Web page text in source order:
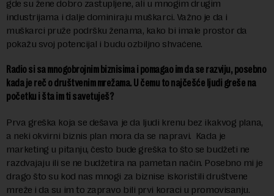
gde su žene dobro zastupljene, ali u mnogim drugim
industrijama i dalje dominiraju muškarci. Važno je da i
muškarci pruže podršku ženama, kako bi imale prostor da
pokažu svoj potencijal i budu ozbiljno shvaćene.
Radio si sa mnogobrojnim biznisima i pomagao im da se razviju, posebno
kada je reč o društvenim mrežama. U čemu to najčešće ljudi greše na
početku i šta im ti savetuješ?
Prva greška koja se dešava je da ljudi krenu bez ikakvog plana,
a neki okvirni biznis plan mora da se napravi. Kada je
marketing u pitanju, često bude greška to što se budžeti ne
razdvajaju ili se ne budžetira na pametan način. Posebno mi je
drago što su kod nas mnogi za biznise iskoristili društvene
mreže i da su im to zapravo bili prvi koraci u promovisanju.